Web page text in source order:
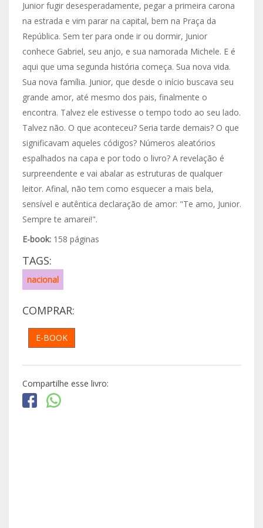
Junior fugir desesperadamente, pegar a primeira carona
na estrada e vim parar na capital, bem na Praça da
República. Sem ter para onde ir ou dormir, Junior
conhece Gabriel, seu anjo, e sua namorada Michele. E é
aqui que uma segunda história começa. Sua nova vida.
Sua nova família. Junior, que desde o início buscava seu
grande amor, até mesmo dos pais, finalmente o
encontra. Talvez ele estivesse o tempo todo ao seu lado.
Talvez não. O que aconteceu? Seria tarde demais? O que
significavam aqueles códigos? Números aleatórios
espalhados na capa e por todo o livro? A revelação é
surpreendente e vai abalar as estruturas de qualquer
leitor. Afinal, não tem como esquecer a mais bela,
sensível e autêntica declaração de amor: "Te amo, Junior.
Sempre te amarei!".
E-book:158 páginas
TAGS:
nacional
COMPRAR:
E-BOOK
Compartilhe esse livro: